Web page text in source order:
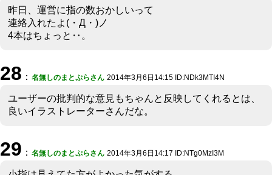
昨日、運営に指の数おかしいって
連絡入れたよ(・Д・)ノ
4本はちょっと‥。
28 ： 名無しのまとぷらさん 2014年3月6日14:15 ID:NDk3MTI4N
ユーザーの批判的な意見もちゃんと反映してくれるとは、
良いイラストレーターさんだな。
29 ： 名無しのまとぷらさん 2014年3月6日14:17 ID:NTg0MzI3M